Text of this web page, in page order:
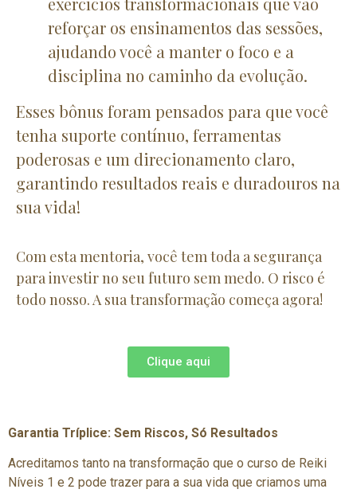
reforçar os ensinamentos das sessões,
ajudando você a manter o foco e a
disciplina no caminho da evolução.
Esses bônus foram pensados para que você
tenha suporte contínuo, ferramentas
poderosas e um direcionamento claro,
garantindo resultados reais e duradouros na
sua vida!
Com esta mentoria, você tem toda a segurança
para investir no seu futuro sem medo. O risco é
todo nosso. A sua transformação começa agora!
Clique aqui
Garantia Tríplice: Sem Riscos, Só Resultados
Acreditamos tanto na transformação que o curso de Reiki
Níveis 1 e 2 pode trazer para a sua vida que criamos uma